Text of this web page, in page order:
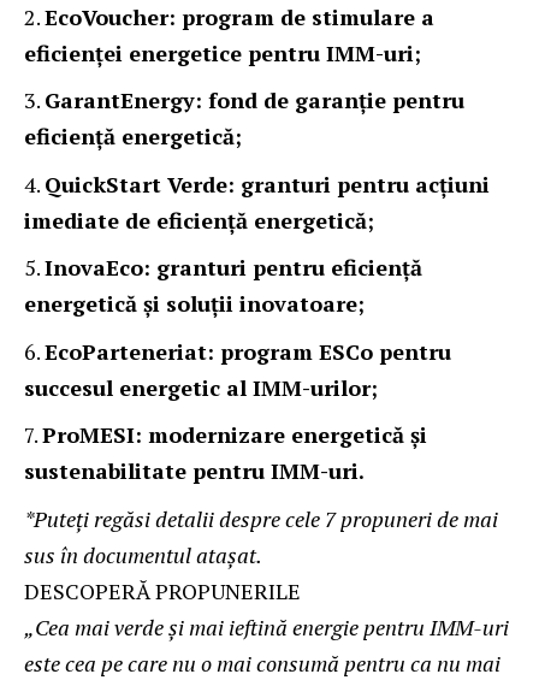
EcoVoucher: program de stimulare a
eficienței energetice pentru IMM-uri;
GarantEnergy: fond de garanție pentru
eficiență energetică;
QuickStart Verde: granturi pentru acțiuni
imediate de eficiență energetică;
InovaEco: granturi pentru eficiență
energetică și soluții inovatoare;
EcoParteneriat: program ESCo pentru
succesul energetic al IMM-urilor;
ProMESI: modernizare energetică și
sustenabilitate pentru IMM-uri.
*Puteți regăsi detalii despre cele 7 propuneri de mai
sus în documentul atașat.
DESCOPERĂ PROPUNERILE
„Cea mai verde și mai ieftină energie pentru IMM-uri
este cea pe care nu o mai consumă pentru ca nu mai